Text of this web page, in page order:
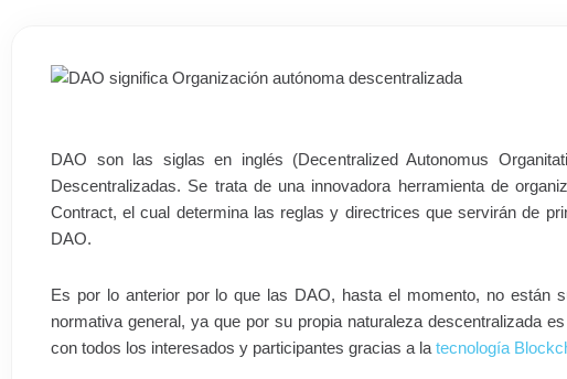
DAO son las siglas en inglés (Decentralized Autonomus
Descentralizadas. Se trata de una innovadora herramienta de
Contract, el cual determina las reglas y directrices que servirán de
DAO.
Es por lo anterior por lo que las DAO, hasta el momento, no están
normativa general, ya que por su propia naturaleza descentralizada
con todos los interesados y participantes gracias a la tecnología